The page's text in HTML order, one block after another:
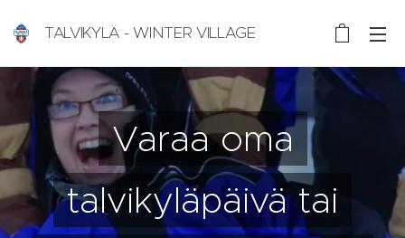
TALVIKYLÄ - WINTER VILLAGE
Varaa oma
talvikyläpäivä tai